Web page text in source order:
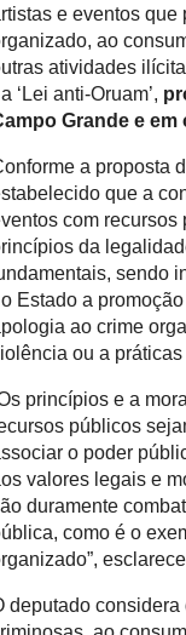
e eventos que
ao
atividades
‘Lei anti-Oruam’,
Grande e
a proposta
que a
com
da
sendo
Estado a
ao crime
ou a
princípios e a
públicos
o poder
valores legais e
duramente
como é o
deputado